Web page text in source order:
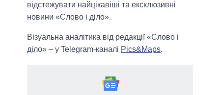
відстежувати найцікавіші та ексклюзивні
новини «Слово і діло».
Візуальна аналітика від редакції «Слово і
діло» – у Telegram-каналі Pics&Maps.